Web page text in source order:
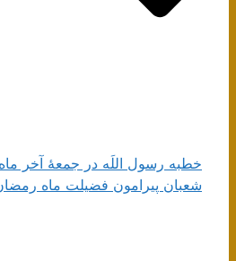
خطبه رسول‌ اللَه‌ در جمعۀ آخر ماه‌
شعبان پيرامون فضيلت ماه رمضان‌